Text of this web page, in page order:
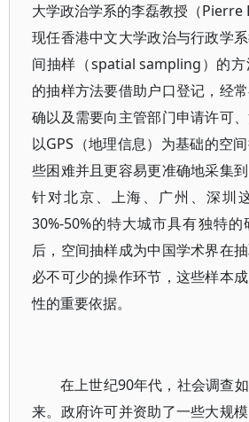
大学政治学系的李磊教授（Pierre
现任香港中文大学政治与行政学
间抽样（spatial sampling）的
的抽样方法要借助户口登记，经
确以及需要向主管部门申请许可、
以GPS（地理信息）为基础的空
些困难并且更容易更准确地采集
针对北京、上海、广州、深圳
30%-50%的特大城市具有独特
后，空间抽样成为中国学术界在
必不可少的操作环节，这些样本
性的重要依据。
在上世纪90年代，社会调查
来。政府许可并资助了一些大规